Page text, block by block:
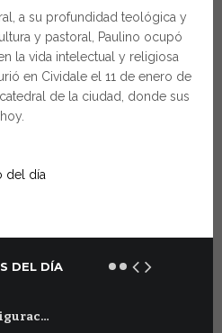
a su profundidad teológica y
y pastoral, Paulino ocupó
la vida intelectual y religiosa
en Cividale el 11 de enero de
de la ciudad, donde sus
del día
DEL DÍA